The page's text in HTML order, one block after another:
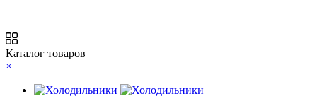
Каталог товаров
×